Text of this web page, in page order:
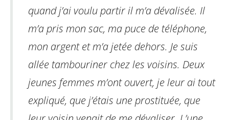
quand j’ai voulu partir il m’a dévalisée. Il
m’a pris mon sac, ma puce de téléphone,
mon argent et m’a jetée dehors. Je suis
allée tambouriner chez les voisins. Deux
jeunes femmes m’ont ouvert, je leur ai tout
expliqué, que j’étais une prostituée, que